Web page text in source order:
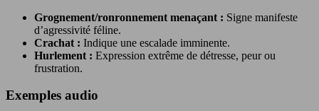
Grognement/ronronnement menaçant : Signe manifeste
d’agressivité féline.
Crachat : Indique une escalade imminente.
Hurlement : Expression extrême de détresse, peur ou
frustration.
Exemples audio